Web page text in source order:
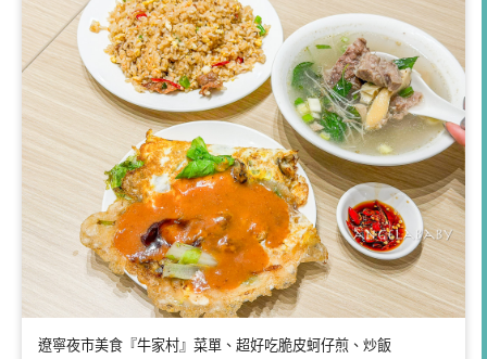
遼寧夜市美食『牛家村』菜單、超好吃脆皮蚵仔煎、炒飯